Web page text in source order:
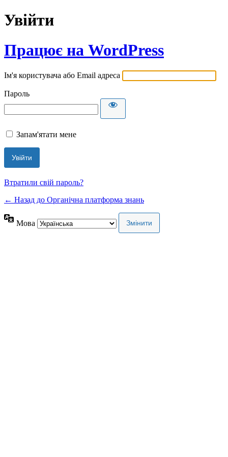
Увійти
Працює на WordPress
Ім'я користувача або Email адреса
Пароль
Запам'ятати мене
Втратили свій пароль?
← Назад до Органічна платформа знань
Мова